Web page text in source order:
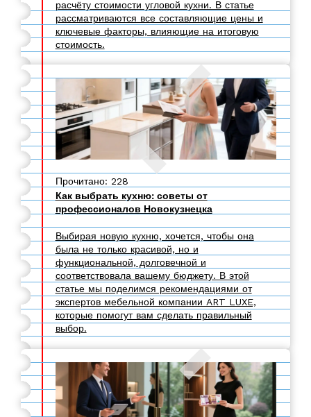
расчёту стоимости угловой кухни. В статье
рассматриваются все составляющие цены и
ключевые факторы, влияющие на итоговую
стоимость.
Прочитано: 228
Как выбрать кухню: советы от
профессионалов Новокузнецка
Выбирая новую кухню, хочется, чтобы она
была не только красивой, но и
функциональной, долговечной и
соответствовала вашему бюджету. В этой
статье мы поделимся рекомендациями от
экспертов мебельной компании ART LUXE,
которые помогут вам сделать правильный
выбор.